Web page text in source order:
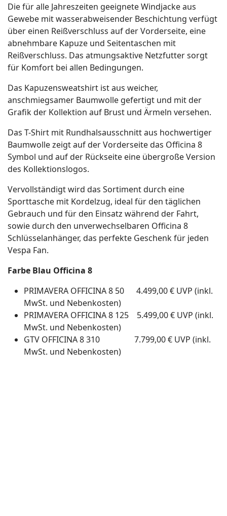
Die für alle Jahreszeiten geeignete Windjacke aus
Gewebe mit wasserabweisender Beschichtung verfügt
über einen Reißverschluss auf der Vorderseite, eine
abnehmbare Kapuze und Seitentaschen mit
Reißverschluss. Das atmungsaktive Netzfutter sorgt
für Komfort bei allen Bedingungen.
Das Kapuzensweatshirt ist aus weicher,
anschmiegsamer Baumwolle gefertigt und mit der
Grafik der Kollektion auf Brust und Ärmeln versehen.
Das T-Shirt mit Rundhalsausschnitt aus hochwertiger
Baumwolle zeigt auf der Vorderseite das Officina 8
Symbol und auf der Rückseite eine übergroße Version
des Kollektionslogos.
Vervollständigt wird das Sortiment durch eine
Sporttasche mit Kordelzug, ideal für den täglichen
Gebrauch und für den Einsatz während der Fahrt,
sowie durch den unverwechselbaren Officina 8
Schlüsselanhänger, das perfekte Geschenk für jeden
Vespa Fan.
Farbe Blau Officina 8
PRIMAVERA OFFICINA 8 50 4.499,00 € UVP (inkl.
MwSt. und Nebenkosten)
PRIMAVERA OFFICINA 8 125 5.499,00 € UVP (inkl.
MwSt. und Nebenkosten)
GTV OFFICINA 8 310 7.799,00 € UVP (inkl.
MwSt. und Nebenkosten)